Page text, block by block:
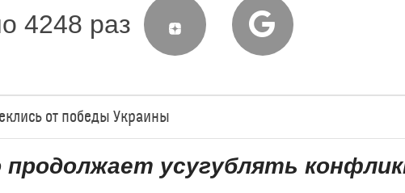
4248 раз
от победы Украины
продолжает усугублять